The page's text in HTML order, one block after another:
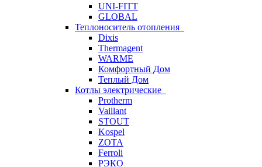
UNI-FITT
GLOBAL
Теплоноситель отопления
Dixis
Thermagent
WARME
Комфортный Дом
Теплый Дом
Котлы электрические
Protherm
Vaillant
STOUT
Kospel
ZOTA
Ferroli
РЭКО